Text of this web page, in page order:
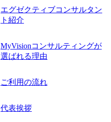
エグゼクティブコンサルタン
ト紹介
MyVisionコンサルティングが
選ばれる理由
ご利用の流れ
代表挨拶